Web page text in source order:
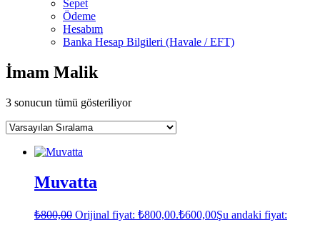
Sepet
Ödeme
Hesabım
Banka Hesap Bilgileri (Havale / EFT)
İmam Malik
3 sonucun tümü gösteriliyor
Muvatta
₺800,00 Orijinal fiyat: ₺800,00.₺600,00Şu andaki fiyat: